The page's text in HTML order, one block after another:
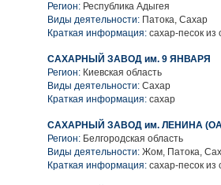
Регион: Республика Адыгея
Виды деятельности: Патока, Сахар
Краткая информация: сахар-песок из
САХАРНЫЙ ЗАВОД им. 9 ЯНВАРЯ
Регион: Киевская область
Виды деятельности: Сахар
Краткая информация: сахар
САХАРНЫЙ ЗАВОД им. ЛЕНИНА
Регион: Белгородская область
Виды деятельности: Жом, Патока,
Краткая информация: сахар-песок